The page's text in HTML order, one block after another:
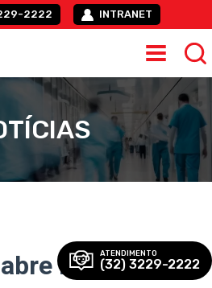
ATENDIMENTO
(32) 3229-2222
2222 INTRANET
Edital de